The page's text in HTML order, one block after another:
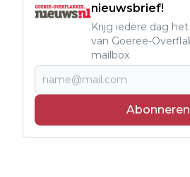
nieuwsbrief!
Krijg iedere dag
van Goeree-
mailbox
Abonneren